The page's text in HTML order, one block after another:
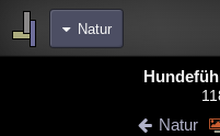
Natur
Natur